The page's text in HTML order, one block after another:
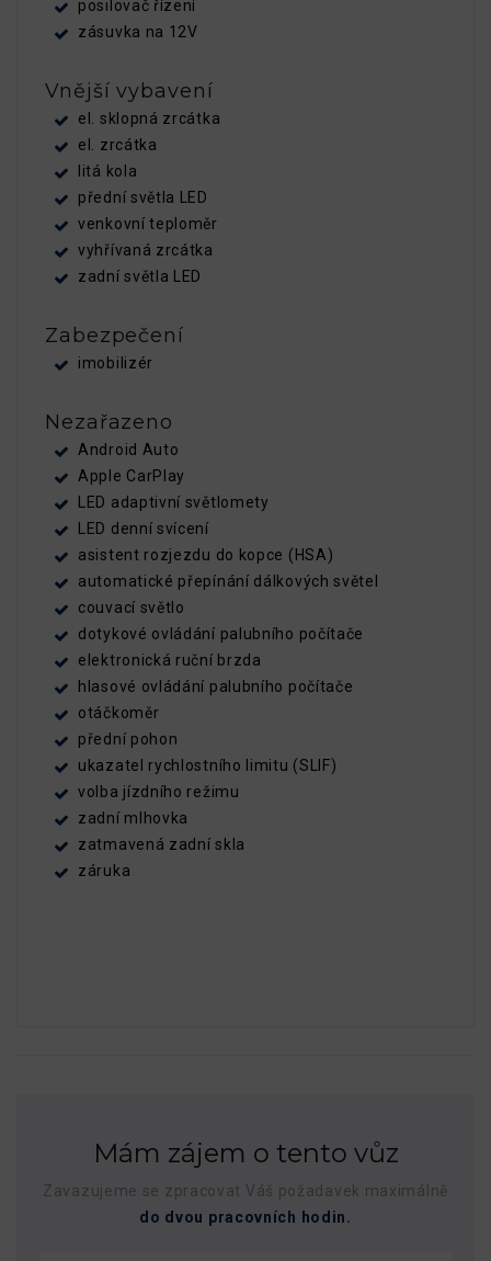
posilovač řízení
zásuvka na 12V
Vnější vybavení
el. sklopná zrcátka
el. zrcátka
litá kola
přední světla LED
venkovní teploměr
vyhřívaná zrcátka
zadní světla LED
Zabezpečení
imobilizér
Nezařazeno
Android Auto
Apple CarPlay
LED adaptivní světlomety
LED denní svícení
asistent rozjezdu do kopce (HSA)
automatické přepínání dálkových světel
couvací světlo
dotykové ovládání palubního počítače
elektronická ruční brzda
hlasové ovládání palubního počítače
otáčkoměr
přední pohon
ukazatel rychlostního limitu (SLIF)
volba jízdního režimu
zadní mlhovka
zatmavená zadní skla
záruka
Mám zájem o tento vůz
Zavazujeme se zpracovat Váš požadavek maximálně
do dvou pracovních hodin.